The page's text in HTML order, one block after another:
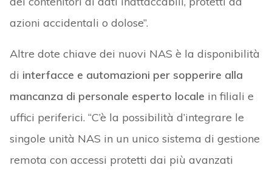
azioni accidentali o dolose”.
Altre dote chiave dei nuovi NAS è la disponibilità
di interfacce e automazioni per sopperire alla
mancanza di personale esperto locale in filiali e
uffici periferici. “C’è la possibilità d’integrare le
singole unità NAS in un unico sistema di gestione
remota con accessi protetti dai più avanzati